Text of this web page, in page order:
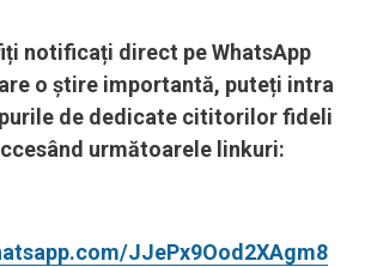
notificați direct pe WhatsApp
o știre importantă, puteți intra
de dedicate cititorilor fideli
următoarele linkuri:
JJePx9Ood2XAgm8